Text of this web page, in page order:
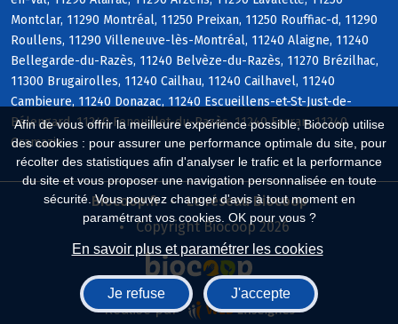
Afin de vous offrir la meilleure expérience possible, Biocoop utilise
des cookies : pour assurer une performance optimale du site, pour
récolter des statistiques afin d'analyser le trafic et la performance
du site et vous proposer une navigation personnalisée en toute
sécurité. Vous pouvez changer d'avis à tout moment en
paramétrant vos cookies. OK pour vous ?
En savoir plus et paramétrer les cookies
Je refuse J'accepte
Montclar, 11290 Montréal, 11250 Preixan, 11250 Rouffiac-d, 11290
Roullens, 11290 Villeneuve-lès-Montréal, 11240 Alaigne, 11240
Bellegarde-du-Razès, 11240 Belvèze-du-Razès, 11270 Brézilhac,
11300 Brugairolles, 11240 Cailhau, 11240 Cailhavel, 11240
Cambieure, 11240 Donazac, 11240 Escueillens-et-St-Just-de-
Bélengard, 11240 Fenouillet-du-Razès, 11240 Ferran, 11240
Gramazie
Biocoop.fr
Le réseau Biocoop
Copyright Biocoop 2026
Réalisé par